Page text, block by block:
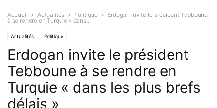
Accueil Actualités Politique
Erdogan invite le président Tebboune
à se rendre en Turquie « dans...
Actualités Politique
Erdogan invite le président
Tebboune à se rendre en
Turquie « dans les plus brefs
délais »